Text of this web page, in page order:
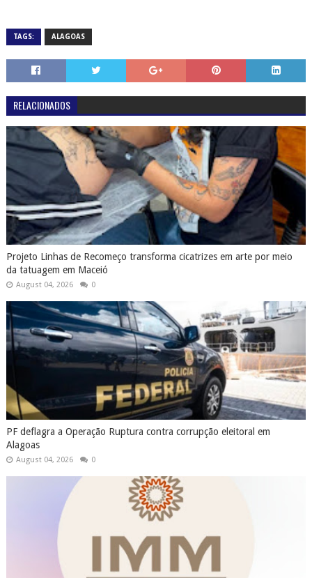
TAGS: ALAGOAS
RELACIONADOS
Projeto Linhas de Recomeço transforma cicatrizes em arte por meio
da tatuagem em Maceió
August 04, 2026 0
PF deflagra a Operação Ruptura contra corrupção eleitoral em
Alagoas
August 04, 2026 0